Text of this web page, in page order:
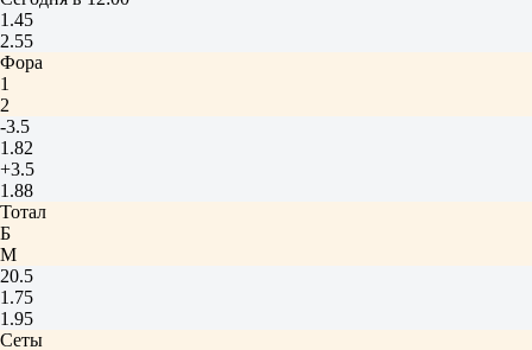
1.45
2.55
Фора
1
2
-3.5
1.82
+3.5
1.88
Тотал
Б
М
20.5
1.75
1.95
Сеты